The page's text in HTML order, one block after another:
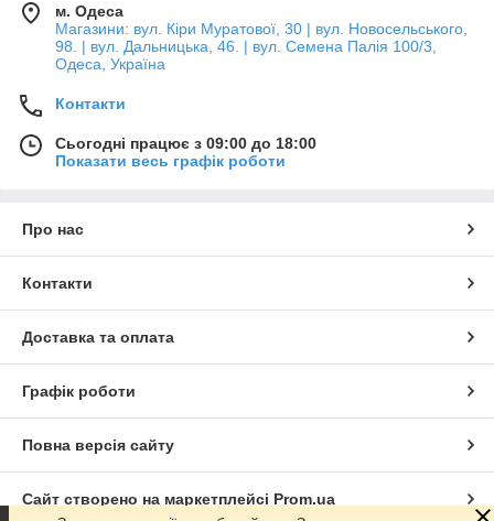
м. Одеса
Магазини: вул. Кіри Муратової, 30 | вул. Новосельського,
98. | вул. Дальницька, 46. | вул. Семена Палія 100/3,
Одеса, Україна
Контакти
Сьогодні працює з 09:00 до 18:00
Показати весь графік роботи
Про нас
Контакти
Доставка та оплата
Графік роботи
Повна версія сайту
Сайт створено на маркетплейсі Prom.ua